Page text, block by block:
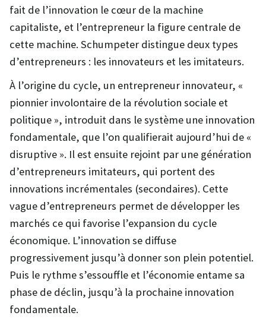
fait de l’innovation le cœur de la machine
capitaliste, et l’entrepreneur la figure centrale de
cette machine. Schumpeter distingue deux types
d’entrepreneurs : les innovateurs et les imitateurs.
À l’origine du cycle, un entrepreneur innovateur, «
pionnier involontaire de la révolution sociale et
politique », introduit dans le système une innovation
fondamentale, que l’on qualifierait aujourd’hui de «
disruptive ». Il est ensuite rejoint par une génération
d’entrepreneurs imitateurs, qui portent des
innovations incrémentales (secondaires). Cette
vague d’entrepreneurs permet de développer les
marchés ce qui favorise l’expansion du cycle
économique. L’innovation se diffuse
progressivement jusqu’à donner son plein potentiel.
Puis le rythme s’essouffle et l’économie entame sa
phase de déclin, jusqu’à la prochaine innovation
fondamentale.